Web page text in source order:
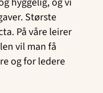
Største
På våre leirer
vil man få
og for ledere